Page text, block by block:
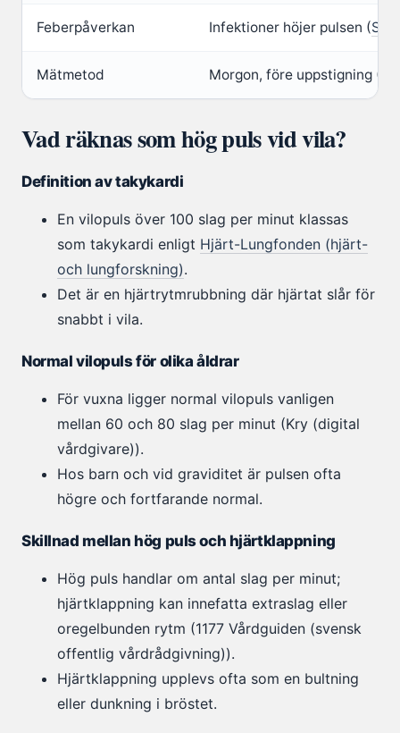
Feberpåverkan Infektioner höjer pulsen (
Mätmetod Morgon, före uppstigning (
Vad räknas som hög puls vid vila?
Definition av takykardi
En vilopuls över 100 slag per minut klassas
som takykardi enligt Hjärt-Lungfonden (hjärt-
och lungforskning).
Det är en hjärtrytmrubbning där hjärtat slår för
snabbt i vila.
Normal vilopuls för olika åldrar
För vuxna ligger normal vilopuls vanligen
mellan 60 och 80 slag per minut (Kry (digital
vårdgivare)).
Hos barn och vid graviditet är pulsen ofta
högre och fortfarande normal.
Skillnad mellan hög puls och hjärtklappning
Hög puls handlar om antal slag per minut;
hjärtklappning kan innefatta extraslag eller
oregelbunden rytm (1177 Vårdguiden (svensk
offentlig vårdrådgivning)).
Hjärtklappning upplevs ofta som en bultning
eller dunkning i bröstet.